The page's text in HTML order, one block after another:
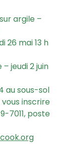
argile –
26 mai 13 h
jeudi 2 juin
au sous-sol
inscrire
7011, poste